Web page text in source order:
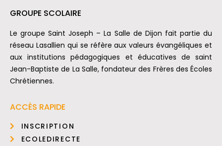
GROUPE SCOLAIRE
Le groupe Saint Joseph – La Salle de Dijon fait partie du
réseau Lasallien qui se réfère aux valeurs évangéliques et
aux institutions pédagogiques et éducatives de saint
Jean-Baptiste de La Salle, fondateur des Frères des Écoles
Chrétiennes.
ACCÈS RAPIDE
INSCRIPTION
ECOLEDIRECTE